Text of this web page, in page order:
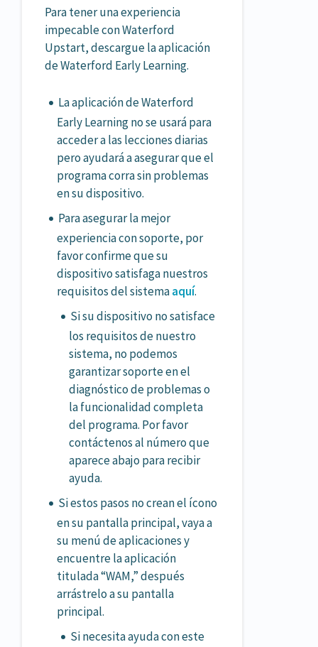
Para tener una experiencia
impecable con Waterford
Upstart, descargue la aplicación
de Waterford Early Learning.
La aplicación de Waterford
Early Learning no se usará para
acceder a las lecciones diarias
pero ayudará a asegurar que el
programa corra sin problemas
en su dispositivo.
Para asegurar la mejor
experiencia con soporte, por
favor confirme que su
dispositivo satisfaga nuestros
requisitos del sistemaaquí.
Si su dispositivo no satisface
los requisitos de nuestro
sistema, no podemos
garantizar soporte en el
diagnóstico de problemas o
la funcionalidad completa
del programa. Por favor
contáctenos al número que
aparece abajo para recibir
ayuda.
Si estos pasos no crean el ícono
en su pantalla principal, vaya a
su menú de aplicaciones y
encuentre la aplicación
titulada “WAM,” después
arrástrelo a su pantalla
principal.
Si necesita ayuda con este